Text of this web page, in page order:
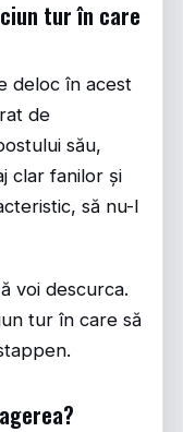
tur în care
deloc în acest
de
său,
clar fanilor și
să nu-l
voi descurca.
tur în care să